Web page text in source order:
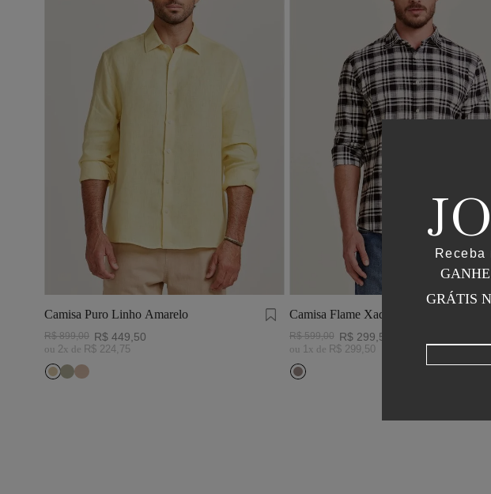
Camisa Puro Linho Amarelo
R$ 899,00 R$ 449 50
ou 2x de R$ 224 75
Camisa Flame Xadrez - I23-
R$ 599,00 R$ 299 50
ou x de R$ 299 50
Receba
GRÁTIS